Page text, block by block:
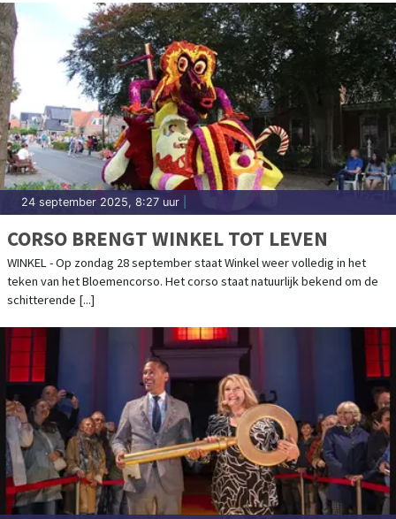
24 september 2025, 8:27 uur
CORSO BRENGT WINKEL TOT LEVEN
WINKEL - Op zondag 28 september staat Winkel weer volledig in het
teken van het Bloemencorso. Het corso staat natuurlijk bekend om de
schitterende [...]